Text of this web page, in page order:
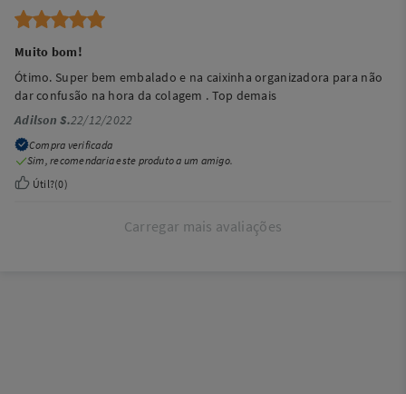
Muito bom!
Ótimo. Super bem embalado e na caixinha organizadora para não
dar confusão na hora da colagem . Top demais
Adilson S.22/12/2022
Compra verificada
Sim, recomendaria este produto a um amigo.
Útil?(0)
Carregar mais avaliações